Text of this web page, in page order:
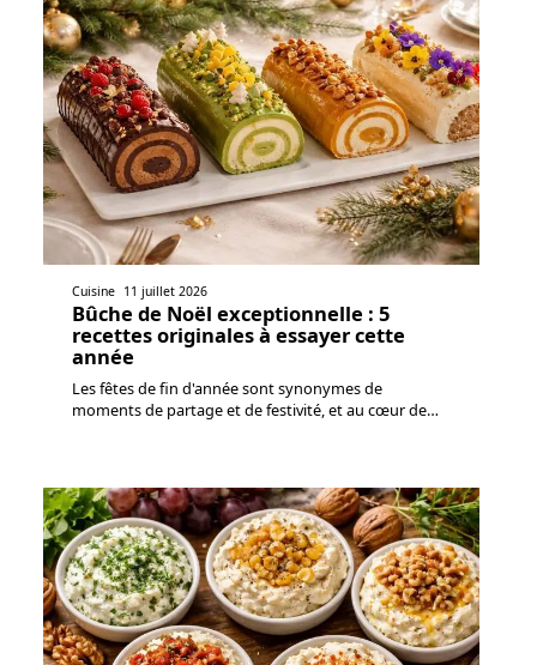
Cuisine 11 juillet 2026
Bûche de Noël exceptionnelle : 5
recettes originales à essayer cette
année
Les fêtes de fin d'année sont synonymes de
moments de partage et de festivité, et au cœur de…